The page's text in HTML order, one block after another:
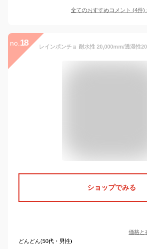
全てのおすすめコメント (4件)
no. 18
ショップでみる
価格と
どんどん(50代・男性)